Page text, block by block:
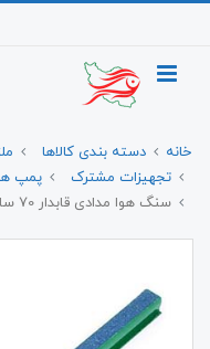
خانه دسته بندی کالاها
تجهیزات مشترک
پمپ
سنگ هوا مدادی قابدار 70 سانتی